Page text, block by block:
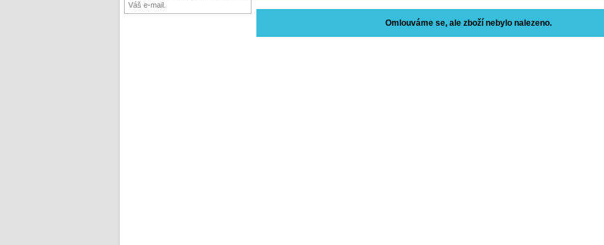
Omlouváme se, ale zboží nebylo nalezeno.
Váš e-mail.